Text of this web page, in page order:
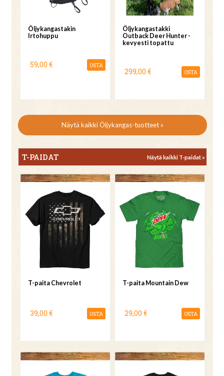
Öljykangastakin
Irtohuppu
59,00 € OSTA
Öljykangastakki
Outback Deer Hunter -
kevyesti topattu
299,00 € OSTA
Näytä kaikki Öljykangas-tuotteet »
T-PAIDAT Näytä kaikki T-paidat »
T-paita Chevrolet
39,00 € OSTA
T-paita Mountain Dew
29,00 € OSTA